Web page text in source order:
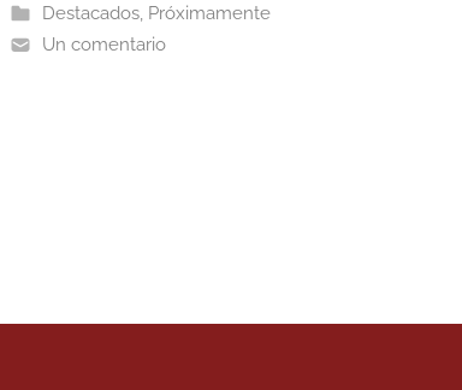
Destacados, Próximamente
Un comentario